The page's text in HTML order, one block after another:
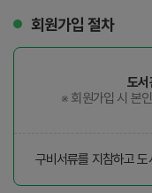
회원가입 절차
도서
※ 회원가입 시 본
구비서류를 지참하고